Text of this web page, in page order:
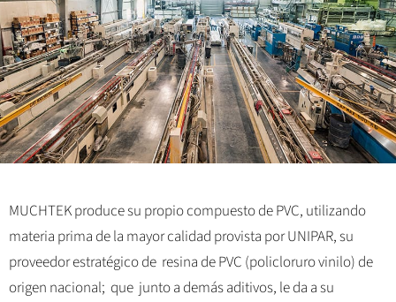
MUCHTEK produce su propio compuesto de PVC, utilizando
materia prima de la mayor calidad provista por UNIPAR, su
proveedor estratégico de resina de PVC (policloruro vinilo) de
origen nacional; que junto a demás aditivos, le da a su